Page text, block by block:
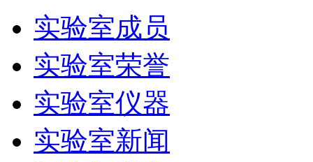
实验室成员
实验室荣誉
实验室仪器
实验室新闻